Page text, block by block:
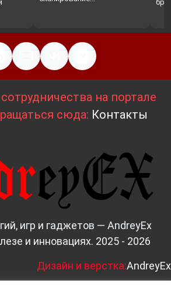
на портале
сюда: Контакты
игр и гаджетов — AndreyEx
и инновациях. 2025 - 2026
Дизайн и верстка:AndreyEx